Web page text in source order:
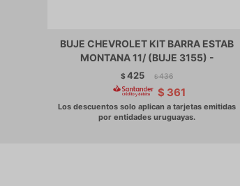
BUJE CHEVROLET KIT BARRA ESTAB
MONTANA 11/ (BUJE 3155) -
$425 $ 436
$ 361